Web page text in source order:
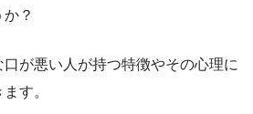
？
が悪い人が持つ特徴やその心理に
す。